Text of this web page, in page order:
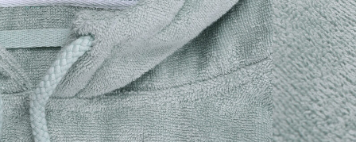
für Utensilien